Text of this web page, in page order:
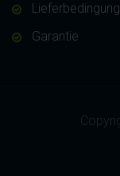
Garantie